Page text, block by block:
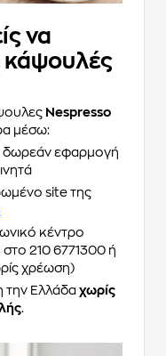
να
κάψουλές
Nespresso
μέσω:
δωρεάν εφαρμογή
site της
κέντρο
210 6771300 ή
χρέωση)
την Ελλάδα χωρίς
.